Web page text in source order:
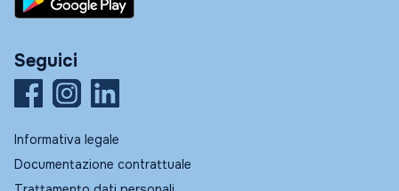
Seguici
Informativa legale
Documentazione contrattuale